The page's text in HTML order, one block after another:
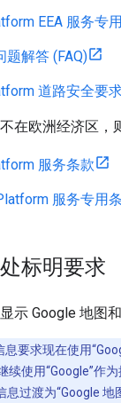
EEA 服务专
题解答 (FAQ)
道路安全要
在欧洲经济区，
服务条款
服务专用条
标明要求
示 Google 地图
息要求现在使用
续使用“Google”作
息过渡为“Google 地